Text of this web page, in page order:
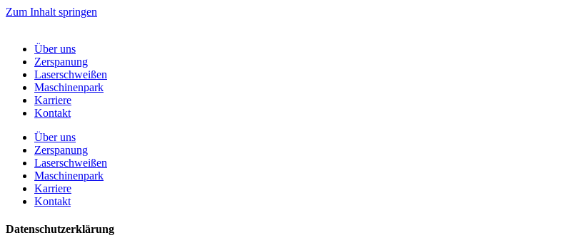
Zum Inhalt springen
Über uns
Zerspanung
Laserschweißen
Maschinenpark
Karriere
Kontakt
Über uns
Zerspanung
Laserschweißen
Maschinenpark
Karriere
Kontakt
Datenschutzerklärung